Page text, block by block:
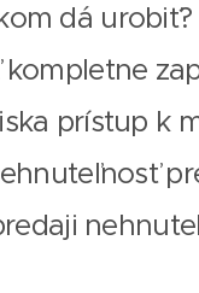
dá urobiť?
prístup k